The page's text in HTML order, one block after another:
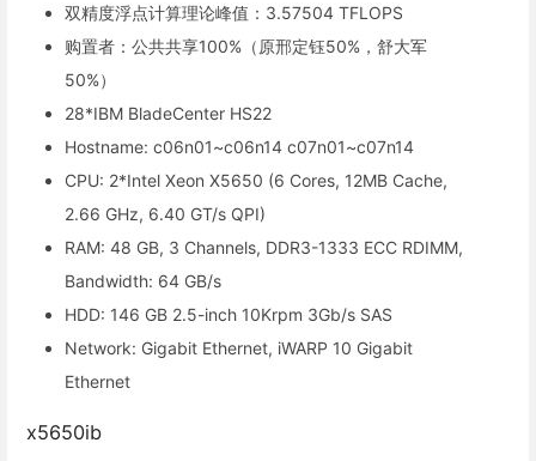
双精度浮点计算理论峰值：3.57504 TFLOPS
购置者：公共共享100%（原邢定钰50%，舒大军
50%）
28*IBM BladeCenter HS22
Hostname: c06n01~c06n14 c07n01~c07n14
CPU: 2*Intel Xeon X5650 (6 Cores, 12MB Cache,
2.66 GHz, 6.40 GT/s QPI)
RAM: 48 GB, 3 Channels, DDR3-1333 ECC RDIMM,
Bandwidth: 64 GB/s
HDD: 146 GB 2.5-inch 10Krpm 3Gb/s SAS
Network: Gigabit Ethernet, iWARP 10 Gigabit
Ethernet
x5650ib